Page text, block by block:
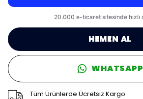
HEMEN AL
WHATSAPP
Tüm Ürünlerde Ücretsiz Kargo